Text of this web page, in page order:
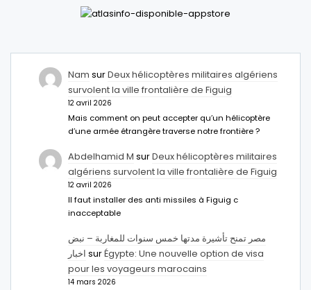
Nam surDeux hélicoptères militaires algériens
survolent la ville frontalière de Figuig
12 avril 2026
Mais comment on peut accepter qu’un hélicoptère
d’une armée étrangère traverse notre frontière ?
Abdelhamid M surDeux hélicoptères militaires
algériens survolent la ville frontalière de Figuig
12 avril 2026
Il faut installer des anti missiles à Figuig c
inacceptable
مصر تمنح تأشيرة مدتها خمس سنوات للمغاربة – نبض
اخبار surÉgypte: Une nouvelle option de visa
pour les voyageurs marocains
14 mars 2026